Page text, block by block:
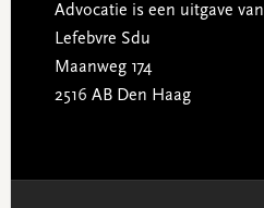
Advocatie is een uitgave van
Lefebvre Sdu
Maanweg 174
2516 AB Den Haag